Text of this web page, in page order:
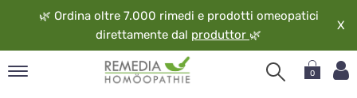
🌿 Ordina oltre 7.000 rimedi e prodotti omeopatici
direttamente dal produttor 🌿
X
0